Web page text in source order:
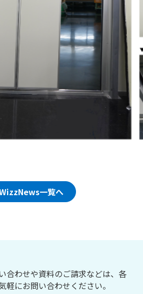
一覧へ
合わせや資料のご請求などは、各
軽にお問い合わせください。